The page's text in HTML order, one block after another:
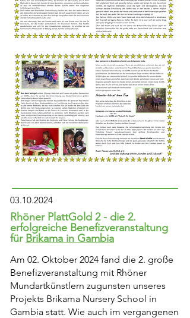
03.10.2024
Rhöner PlattGold 2 - die 2.
erfolgreiche Benefizveranstaltung
für Brikama in Gambia
Am 02. Oktober 2024 fand die 2. große
Benefizveranstaltung mit Rhöner
Mundartkünstlern zugunsten unseres
Projekts Brikama Nursery School in
Gambia statt. Wie auch im vergangenen